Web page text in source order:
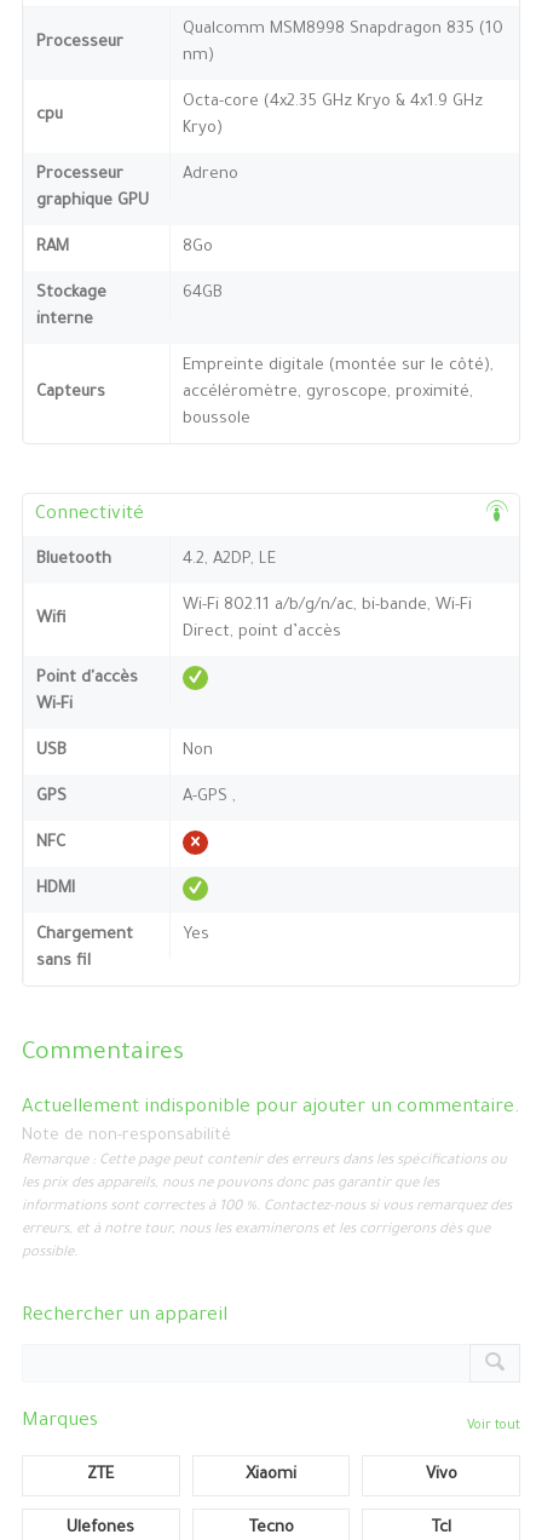
Processeur
Qualcomm MSM8998 Snapdragon 835 (10
nm)
cpu
Octa-core (4x2.35 GHz Kryo & 4x1.9 GHz
Kryo)
Processeur
graphique GPU
Adreno
RAM 8Go
Stockage
interne
64GB
Capteurs
Empreinte digitale (montée sur le côté),
accéléromètre, gyroscope, proximité,
boussole
Connectivité
Bluetooth 4.2, A2DP, LE
Wifi
Wi-Fi 802.11 a/b/g/n/ac, bi-bande, Wi-Fi
Direct, point d’accès
Point d'accès
Wi-Fi
USB Non
GPS A-GPS ,
NFC
HDMI
Chargement
sans fil
Yes
Commentaires
Actuellement indisponible pour ajouter un commentaire.
Note de non-responsabilité
Remarque : Cette page peut contenir des erreurs dans les spécifications ou
les prix des appareils, nous ne pouvons donc pas garantir que les
informations sont correctes à 100 %. Contactez-nous si vous remarquez des
erreurs, et à notre tour, nous les examinerons et les corrigerons dès que
possible.
Rechercher un appareil
Marques Voir tout
ZTE Xiaomi Vivo
Ulefones Tecno Tcl